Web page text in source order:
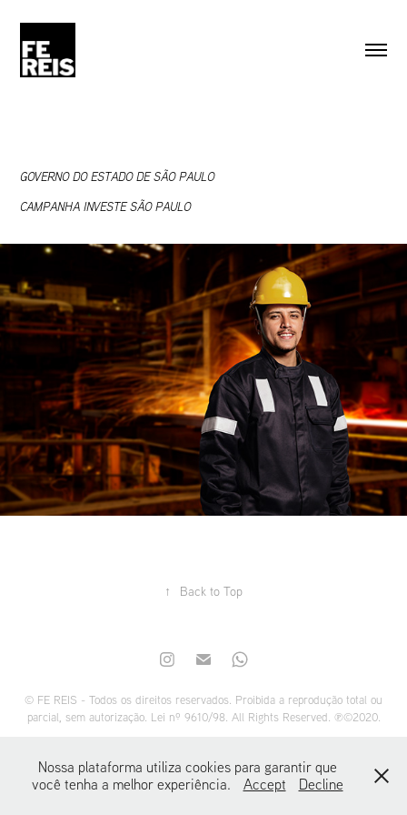
GOVERNO DO ESTADO DE SÃO PAULO
CAMPANHA INVESTE SÃO PAULO
↑ Back to Top
© FE REIS - Todos os direitos reservados. Proibida a reprodução total ou
parcial, sem autorização. Lei nº 9610/98. All Rights Reserved. ℗©2020.
Nossa plataforma utiliza cookies para garantir que
você tenha a melhor experiência.
Accept Decline